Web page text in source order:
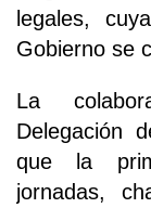
legales,
Gobierno se
La
Delegación
que la
jornadas,